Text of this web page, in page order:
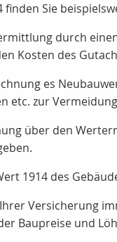
finden Sie
durch
Kosten des
es
etc. zur
über den
1914 des
Versicherung
Baupreise und